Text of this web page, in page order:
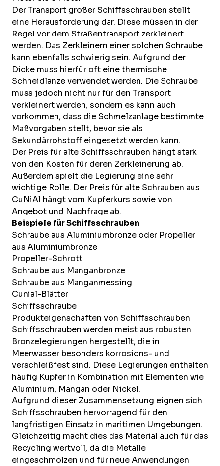
Der Transport großer Schiffsschrauben stellt
eine Herausforderung dar. Diese müssen in der
Regel vor dem Straßentransport zerkleinert
werden. Das Zerkleinern einer solchen Schraube
kann ebenfalls schwierig sein. Aufgrund der
Dicke muss hierfür oft eine thermische
Schneidlanze verwendet werden. Die Schraube
muss jedoch nicht nur für den Transport
verkleinert werden, sondern es kann auch
vorkommen, dass die Schmelzanlage bestimmte
Maßvorgaben stellt, bevor sie als
Sekundärrohstoff eingesetzt werden kann.
Der Preis für alte Schiffsschrauben hängt stark
von den Kosten für deren Zerkleinerung ab.
Außerdem spielt die Legierung eine sehr
wichtige Rolle. Der Preis für alte Schrauben aus
CuNiAl hängt vom Kupferkurs sowie von
Angebot und Nachfrage ab.
Beispiele für Schiffsschrauben
Schraube aus Aluminiumbronze oder Propeller
aus Aluminiumbronze
Propeller-Schrott
Schraube aus Manganbronze
Schraube aus Manganmessing
Cunial-Blätter
Schiffsschraube
Produkteigenschaften von Schiffsschrauben
Schiffsschrauben werden meist aus robusten
Bronzelegierungen hergestellt, die in
Meerwasser besonders korrosions- und
verschleißfest sind. Diese Legierungen enthalten
häufig Kupfer in Kombination mit Elementen wie
Aluminium, Mangan oder Nickel.
Aufgrund dieser Zusammensetzung eignen sich
Schiffsschrauben hervorragend für den
langfristigen Einsatz in maritimen Umgebungen.
Gleichzeitig macht dies das Material auch für das
Recycling wertvoll, da die Metalle
eingeschmolzen und für neue Anwendungen